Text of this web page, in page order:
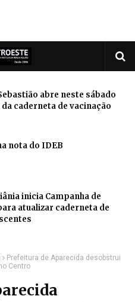
abre neste sábado
caderneta de vacinação
nota do IDEB
inicia Campanha de
atualizar caderneta de
Prefeitura de Aparecida desobstrui
Centro